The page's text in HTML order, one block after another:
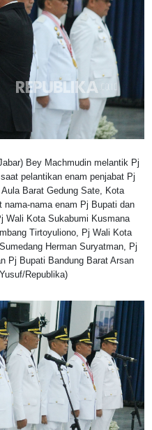
Bey Machmudin melantik Pj
pelantikan enam penjabat Pj
Barat Gedung Sate, Kota
nama-nama enam Pj Bupati dan
Wali Kota Sukabumi Kusmana
Tirtoyuliono, Pj Wali Kota
Herman Suryatman, Pj
Pj Bupati Bandung Barat Arsan
Republika)